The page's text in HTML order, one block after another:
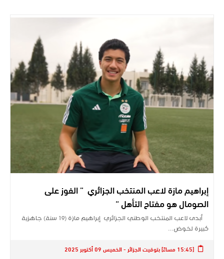
إبراهيم مازة لاعب المنتخب الجزائري ” الفوز على
الصومال هو مفتاح التأهل “
أبدى لاعب المنتخب الوطني الجزائري إبراهيم مازة (19 سنة) جاهزية
كبيرة لخوض…
[15:45 مساءً] بتوقيت الجزائر - الخميس 09 أكتوبر 2025